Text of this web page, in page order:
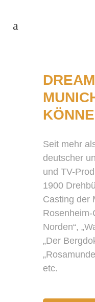
Seit mehr
deutscher
und TV-
1900
Casting der
Rosenheim-
Norden“,
„Der
etc.